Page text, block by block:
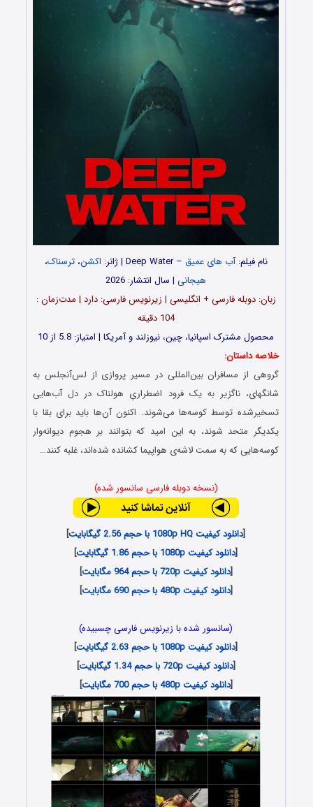
نام فیلم:آب های عمیق – Deep Water | ژانر: اکشن،ترسناک،
هیجانی | سال انتشار: 2026
زبان: دوبله فارسی + انگلیسی | زیرنویس فارسی: دارد | مدت‌زمان :
104 دقیقه
محصول مشترک اسپانیا، چین، نیوزلند و آمریکا | امتیاز: 5.8 از 10
خلاصه داستان:
گروهی از مسافران بین‌المللی در مسیر پروازی از لس‌آنجلس به
شانگهای، ناگزیر به یک فرود اضطراریِ هولناک در دل آب‌هایی
تسخیرشده توسط کوسه‌ها می‌شوند. اکنون آن‌ها باید برای بقا با
یکدیگر متحد شوند، به این امید که بتوانند بر هجوم دیوانه‌وار
کوسه‌هایی که به سمت لاشه‌ی هواپیما کشانده شده‌اند، غلبه کنند…
(نسخه دوبله فارسی سانسور شده)
[دانلود کیفیت 1080p HQ با حجم 2.56 گیگابایت
]
[دانلود کیفیت 1080p با حجم 1.86 گیگابایت
]
[دانلود کیفیت 720p با حجم 964 مگابایت
]
[دانلود کیفیت 480p با حجم 690 مگابایت ]
(سانسور شده با زیرنویس فارسی چسبیده)
[دانلود کیفیت 1080p با حجم 2.63 گیگابایت
]
[دانلود کیفیت 720p با حجم 1.34 گیگابایت
]
[دانلود کیفیت 480p با حجم 700 مگابایت ]